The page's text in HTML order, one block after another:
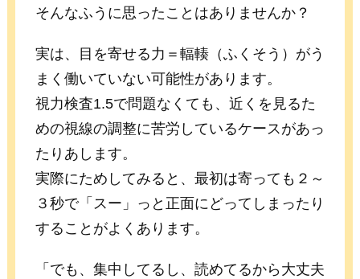
そんなふうに思ったことはありませんか？
実は、目を寄せる力＝輻輳（ふくそう）がう
まく働いていない可能性があります。
視力検査1.5で問題なくても、近くを見るた
めの視線の調整に苦労しているケースがあっ
たりあします。
実際にためしてみると、最初は寄っても２～
３秒で「スー」っと正面にどってしまったり
することがよくあります。
「でも、集中してるし、読めてるから大丈夫